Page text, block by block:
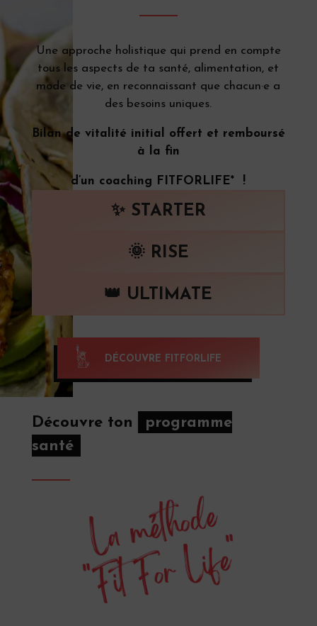
Une approche holistique qui prend en compte
tous les aspects de ta santé, alimentation, et
mode de vie, en reconnaissant que chacun·e a
des besoins uniques.
Bilan de vitalité initial offert et remboursé
à la fin
d’un coaching FITFORLIFE* !
✨ STARTER
🌞 RISE
👑 ULTIMATE
DÉCOUVRE FITFORLIFE
Découvre ton
programme
santé